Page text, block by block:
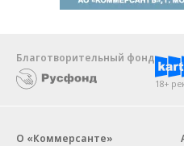
Благотворительный фонд
18+
О «Коммерсанте»